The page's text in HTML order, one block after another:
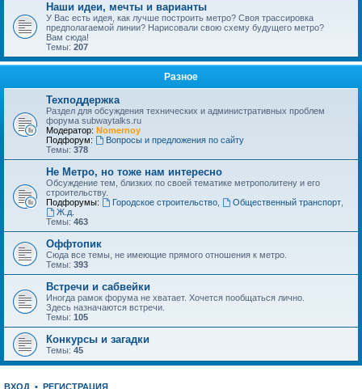
Наши идеи, мечты и варианты
У Вас есть идея, как лучше построить метро? Своя трассировка
предполагаемой линии? Нарисовали свою схему будущего метро?
Вам сюда!
Темы: 207
Разное
Техподдержка
Раздел для обсуждения технических и административных проблем
форума subwaytalks.ru
Модератор: Nomernoy
Подфорум:
Вопросы и предложения по сайту
Темы: 378
Не Метро, но тоже нам интересно
Обсуждение тем, близких по своей тематике метрополитену и его
строительству.
Подфорумы:
Городское строительство, Общественный транспорт,
Ж.д.
Темы: 463
Оффтопик
Сюда все темы, не имеющие прямого отношения к метро.
Темы: 393
Встречи и сабвейки
Иногда рамок форума не хватает. Хочется пообщаться лично.
Здесь назначаются встречи.
Темы: 105
Конкурсы и загадки
Темы: 45
ВХОД • РЕГИСТРАЦИЯ